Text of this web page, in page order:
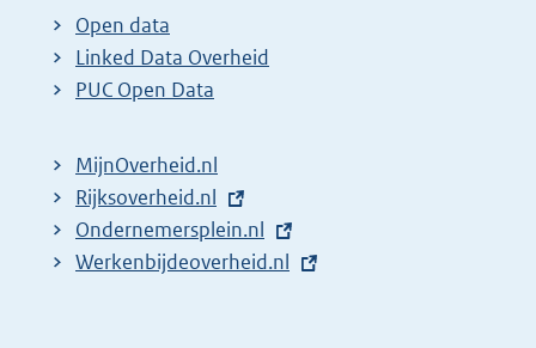
t
e
r
l
i
n
k
Open data
Linked Data Overheid
PUC Open Data
MijnOverheid.nl
E
x
t
Rijksoverheid.nl
E
x
Ondernemersplein.nl
E
Werkenbijdeoverheid.nl